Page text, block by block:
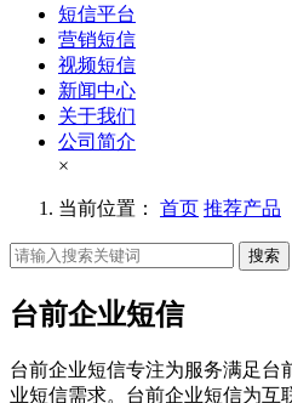
短信平台
营销短信
视频短信
新闻中心
关于我们
公司简介
×
当前位置： 首页 推荐产品
搜索
台前企业短信
台前企业短信专注为服务满足台
业短信需求。台前企业短信为互